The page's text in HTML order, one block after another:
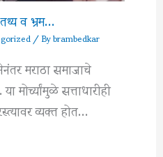
व भ्रम…
/ Bybrambedkar
मराठा समाजाचे
सत्ताधारीही
व्यक्त होत…